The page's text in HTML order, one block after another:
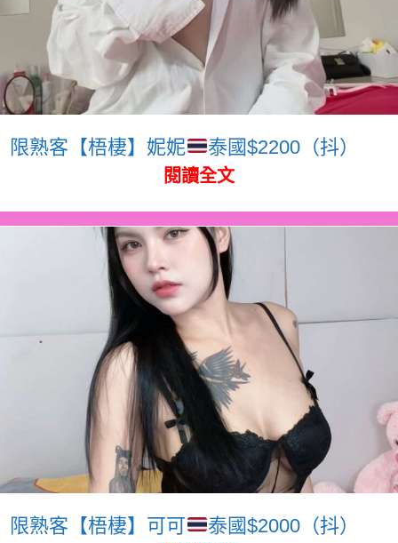
限熟客【梧棲】妮妮 泰國$2200（抖）
閱讀全文
限熟客【梧棲】可可 泰國$2000（抖）